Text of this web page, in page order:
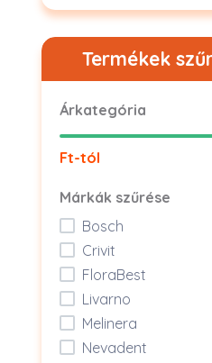
Termékek
Árkategória
Ft-tól
Márkák szűrése
Bosch
Crivit
FloraBest
Livarno
Melinera
Nevadent